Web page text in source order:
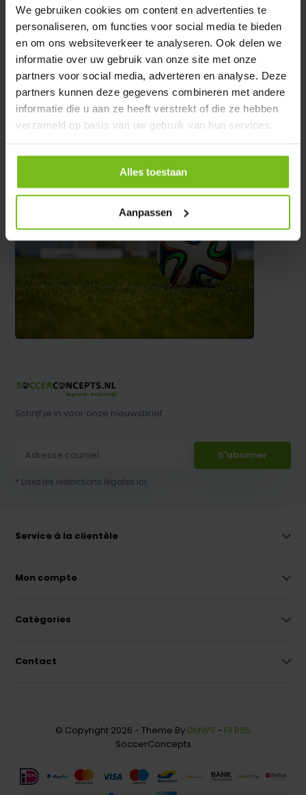
We gebruiken cookies om content en advertenties te
personaliseren, om functies voor social media te bieden
en om ons websiteverkeer te analyseren. Ook delen we
informatie over uw gebruik van onze site met onze
partners voor social media, adverteren en analyse. Deze
partners kunnen deze gegevens combineren met andere
informatie die u aan ze heeft verstrekt of die ze hebben
verzameld op basis van uw gebruik van hun services.
Alles toestaan
Aanpassen
Spécifications
Partager
Schrijf je in voor onze nieuwsbrief
S'abonner
* Lisez les restrictions légales ici
Service à la clientèle
Mon compte
Catégories
Contact
© Copyright 2026 - Theme By DMWS - Fil RSS
SoccerConcepts